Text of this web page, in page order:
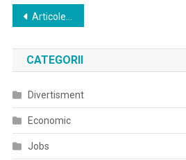
Navigare
în
articole
Articole mai vechi
CATEGORII
Divertisment
Economic
Jobs